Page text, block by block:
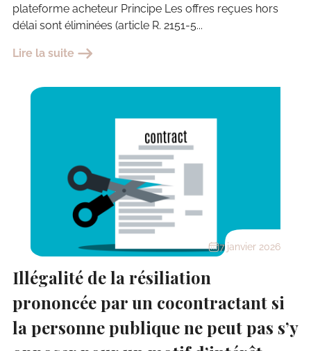
plateforme acheteur Principe Les offres reçues hors
délai sont éliminées (article R. 2151-5...
Lire la suite
7 janvier 2026
Illégalité de la résiliation
prononcée par un cocontractant si
la personne publique ne peut pas s’y